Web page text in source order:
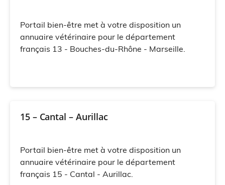
Portail bien-être met à votre disposition un
annuaire vétérinaire pour le département
français 13 - Bouches-du-Rhône - Marseille.
15 – Cantal – Aurillac
Portail bien-être met à votre disposition un
annuaire vétérinaire pour le département
français 15 - Cantal - Aurillac.